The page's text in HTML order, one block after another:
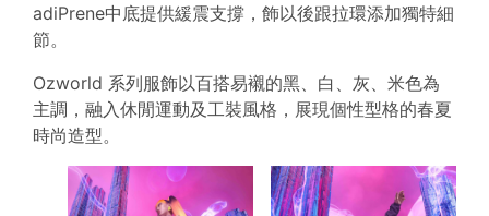
adiPrene中底提供緩震支撐，飾以後跟拉環添加獨特細
節。
Ozworld 系列服飾以百搭易襯的黑、白、灰、米色為
主調，融入休閒運動及工裝風格，展現個性型格的春夏
時尚造型。